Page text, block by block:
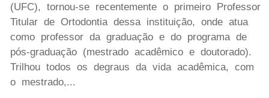
(UFC), tornou-se recentemente o primeiro Professor
Titular de Ortodontia dessa instituição, onde atua
como professor da graduação e do programa de
pós-graduação (mestrado acadêmico e doutorado).
Trilhou todos os degraus da vida acadêmica, com
o mestrado,...